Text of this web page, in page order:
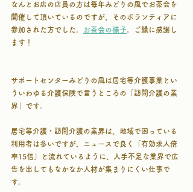
なんとお店の店員の方は毎年みどりの風でお茶会を
開催して頂いているのですが、そのボランティアに
参加された方でした。
お茶会の様子 。ご縁に感謝し
ます！
サポートセンターみどりの風は居宅等介護事業とい
ういわゆる介護保険で言うところの「訪問介護の業
界」です。
居宅等介護・訪問介護の業界は、地域で困っている
利用者は多いですが、ニュースで良く「有効求人倍
率15倍」と流れているように、人手不足な業界で広
告を出してもなかなか人材が集まりにくい仕事で
す。